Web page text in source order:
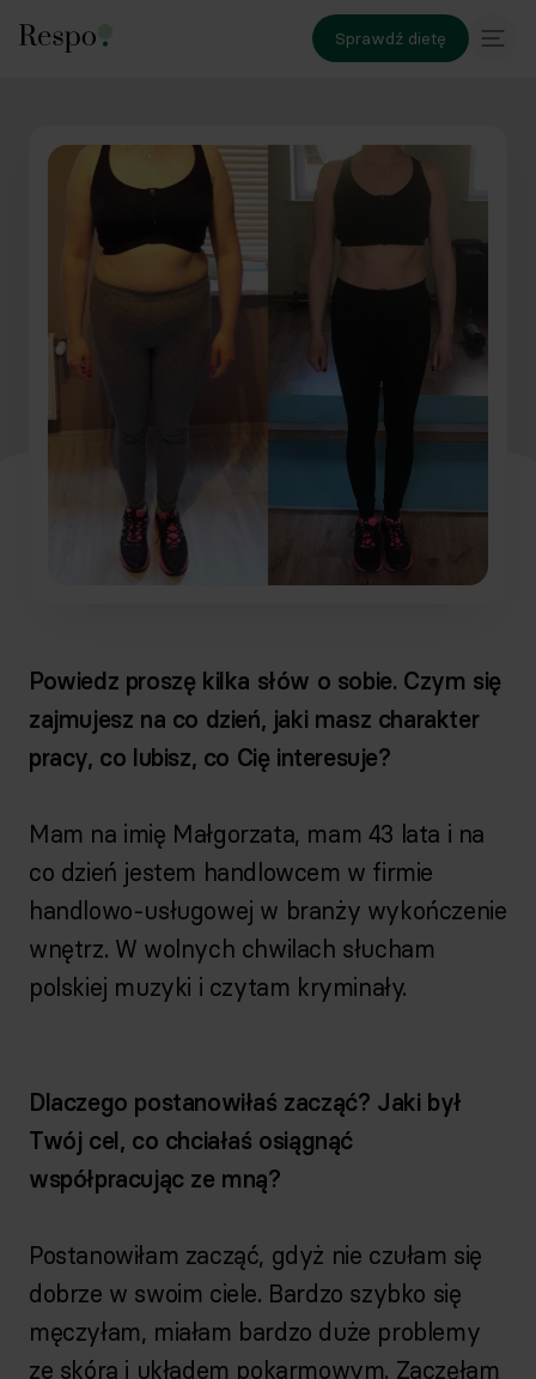
Sprawdź dietę
Powiedz proszę kilka słów o sobie. Czym się
zajmujesz na co dzień, jaki masz charakter
pracy, co lubisz, co Cię interesuje?
Mam na imię Małgorzata, mam 43 lata i na
co dzień jestem handlowcem w firmie
handlowo-usługowej w branży wykończenie
wnętrz. W wolnych chwilach słucham
polskiej muzyki i czytam kryminały.
Dlaczego postanowiłaś zacząć? Jaki był
Twój cel, co chciałaś osiągnąć
współpracując ze mną?
Postanowiłam zacząć, gdyż nie czułam się
dobrze w swoim ciele. Bardzo szybko się
męczyłam, miałam bardzo duże problemy
ze skórą i układem pokarmowym. Zaczęłam